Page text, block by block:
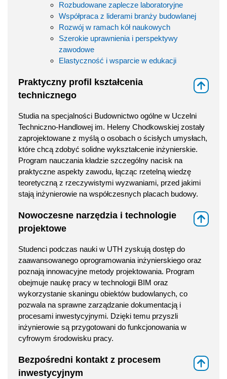
Rozbudowane zaplecze laboratoryjne
Współpraca z liderami branży budowlanej
Rozwój w ramach kół naukowych
Szerokie uprawnienia i perspektywy
zawodowe
Elastyczność i wsparcie w edukacji
Praktyczny profil kształcenia
technicznego
Studia na specjalności Budownictwo ogólne w Uczelni
Techniczno-Handlowej im. Heleny Chodkowskiej zostały
zaprojektowane z myślą o osobach o ścisłych umysłach,
które chcą zdobyć solidne wykształcenie inżynierskie.
Program nauczania kładzie szczególny nacisk na
praktyczne aspekty zawodu, łącząc rzetelną wiedzę
teoretyczną z rzeczywistymi wyzwaniami, przed jakimi
stają inżynierowie na współczesnych placach budowy.
Nowoczesne narzędzia i technologie
projektowe
Studenci podczas nauki w UTH zyskują dostęp do
zaawansowanego oprogramowania inżynierskiego oraz
poznają innowacyjne metody projektowania. Program
obejmuje naukę pracy w technologii BIM oraz
wykorzystanie skaningu obiektów budowlanych, co
pozwala na sprawne zarządzanie dokumentacją i
procesami inwestycyjnymi. Dzięki temu przyszli
inżynierowie są przygotowani do funkcjonowania w
cyfrowym środowisku pracy.
Bezpośredni kontakt z procesem
inwestycyjnym